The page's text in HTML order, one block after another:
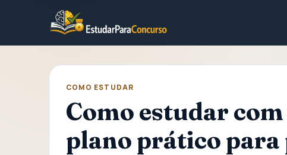
COMO ESTUDAR
Como estudar
plano prático para